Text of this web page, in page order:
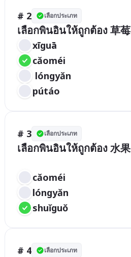
# 2 เลือกประเภท
เลือกพินอินให้ถูกต้อง 草莓
xīguā
cǎoméi
lóngyǎn
pútáo
# 3 เลือกประเภท
เลือกพินอินให้ถูกต้อง 水果
cǎoméi
lóngyǎn
# 4 เลือกประเภท